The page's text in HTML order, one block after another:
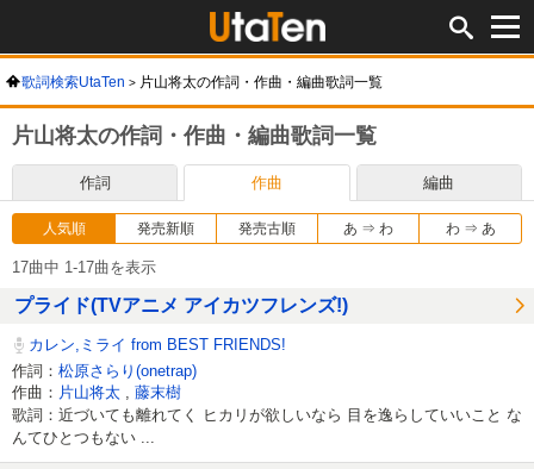
歌詞検索UtaTen 片山将太の作詞・作曲・編曲歌詞一覧
片山将太の作詞・作曲・編曲歌詞一覧
作詞 作曲 編曲
人気順 発売新順 発売古順 あ ⇒ わ わ ⇒ あ
17曲中 1-17曲を表示
プライド(TVアニメ アイカツフレンズ!)
カレン,ミライ from BEST FRIENDS!
作詞： 松原さらり(onetrap)
作曲： 片山将太 藤末樹
歌詞：近づいても離れてく ヒカリが欲しいなら 目を逸らしていいこと な
んてひとつもない ...